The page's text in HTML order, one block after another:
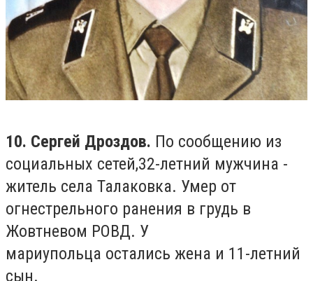
10. Сергей Дроздов. По сообщению из
социальных сетей,32-летний мужчина -
житель села Талаковка. Умер от
огнестрельного ранения в грудь в
Жовтневом РОВД. У
мариупольца остались жена и 11-летний
сын.